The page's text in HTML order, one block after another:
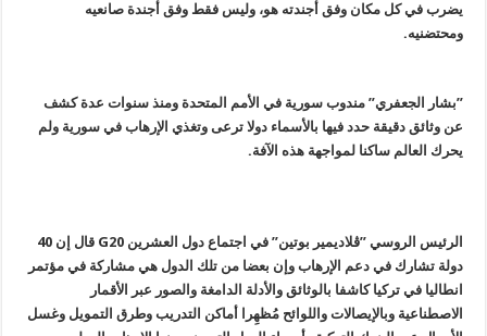
يضرب في كل مكان وفق أجندته هو، وليس فقط وفق أجندة صانعيه
ومحتضنيه.
”بشار الجعفري” مندوب سورية في الأمم المتحدة ومنذ سنوات عدة كشف
عن وثائق دقيقة حدد فيها بالأسماء دولا ترعى وتغذي الإرهاب في سورية ولم
يحرك العالم ساكنا لمواجهة هذه الآفة.
الرئيس الروسي ”ڤلاديمير بوتين” في اجتماع دول العشرين G20 قال إن 40
دولة تشارك في دعم الإرهاب وإن بعضا من تلك الدول هي مشاركة في مؤتمر
انطاليا في تركيا كاشفا بالوثائق والأدلة الدامغة والصور عبر الأقمار
الاصطناعية وبالإيصالات واللوائح مُظهِرا أماكن التدريب وطرق التمويل وغسل